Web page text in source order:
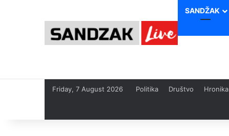
SANDŽAK
Friday, 7 August 2026 Politika Društvo Hronika